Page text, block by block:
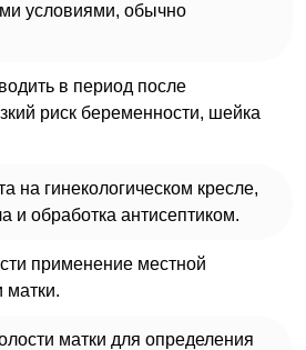
условиями, обычно
в период после
риск беременности, шейка
на гинекологическом кресле,
и обработка антисептиком.
применение местной
матки.
матки для определения